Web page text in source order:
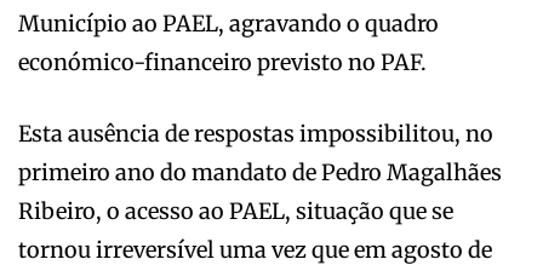
Município ao PAEL, agravando o quadro
económico-financeiro previsto no PAF.
Esta ausência de respostas impossibilitou, no
primeiro ano do mandato de Pedro Magalhães
Ribeiro, o acesso ao PAEL, situação que se
tornou irreversível uma vez que em agosto de